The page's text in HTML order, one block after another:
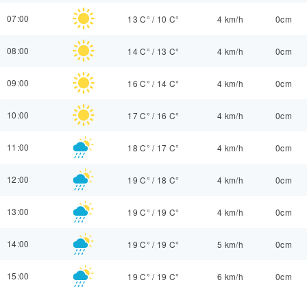
07:00 13 C° / 10 C° 4 km/h 0cm
08:00 14 C° / 13 C° 4 km/h 0cm
09:00 16 C° / 14 C° 4 km/h 0cm
10:00 17 C° / 16 C° 4 km/h 0cm
11:00 18 C° / 17 C° 4 km/h 0cm
12:00 19 C° / 18 C° 4 km/h 0cm
13:00 19 C° / 19 C° 4 km/h 0cm
14:00 19 C° / 19 C° 5 km/h 0cm
15:00 19 C° / 19 C° 6 km/h 0cm